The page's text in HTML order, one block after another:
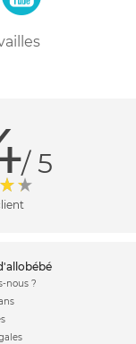
/ 5
nous ?